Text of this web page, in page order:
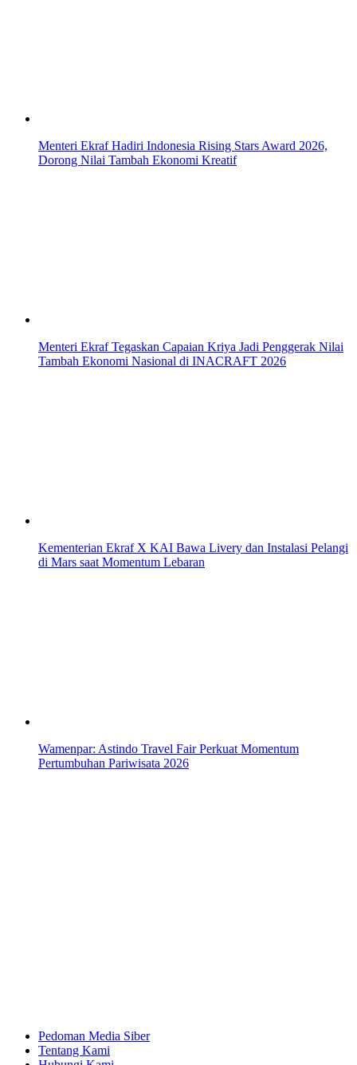
Menteri Ekraf Hadiri Indonesia Rising Stars Award 2026,
Dorong Nilai Tambah Ekonomi Kreatif
Menteri Ekraf Tegaskan Capaian Kriya Jadi Penggerak Nilai
Tambah Ekonomi Nasional di INACRAFT 2026
Kementerian Ekraf X KAI Bawa Livery dan Instalasi Pelangi
di Mars saat Momentum Lebaran
Wamenpar: Astindo Travel Fair Perkuat Momentum
Pertumbuhan Pariwisata 2026
Pedoman Media Siber
Tentang Kami